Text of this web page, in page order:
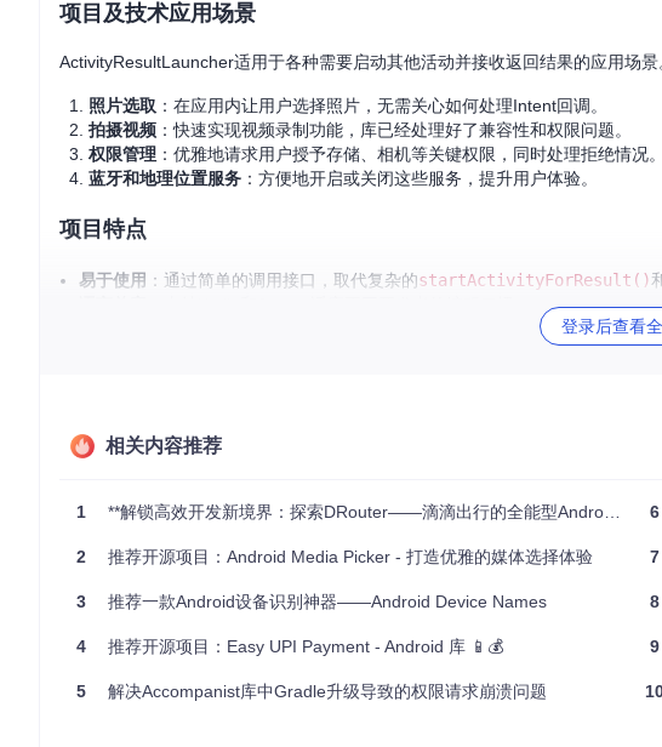
项目及技术应用场景
ActivityResultLauncher适用于各种需要启动其他活动并接收返回结果的应用场景
照片选取 ：在应用内让用户选择照片，无需关心如何处理Intent回调。
拍摄视频 ：快速实现视频录制功能，库已经处理好了兼容性和权限问题。
权限管理 ：优雅地请求用户授予存储、相机等关键权限，同时处理拒绝情况。
蓝牙和地理位置服务 ：方便地开启或关闭这些服务，提升用户体验。
项目特点
易于使用 ：通过简单的调用接口，取代复杂的startActivityForResult()
：Kotlin用户可以通过协程轻松处理异步结果，避免回调地狱。
结语
ActivityResultLauncher是一个强大的工具，它将简化您的Android开发工作，
以更加专注于应用程序的主要业务逻辑，而不用被琐碎的细节所困扰。现在就
登录后查看
相关内容推荐
1 **解锁高效开发新境界：探索DRouter——滴滴出行的全能型Android路由框架**
2 推荐开源项目：Android Media Picker - 打造优雅的媒体选择体验
3 推荐一款Android设备识别神器——Android Device Names
4 推荐开源项目：Easy UPI Payment - Android 库 📱💰
5 解决Accompanist库中Gradle升级导致的权限请求崩溃问题
6
7
8
9